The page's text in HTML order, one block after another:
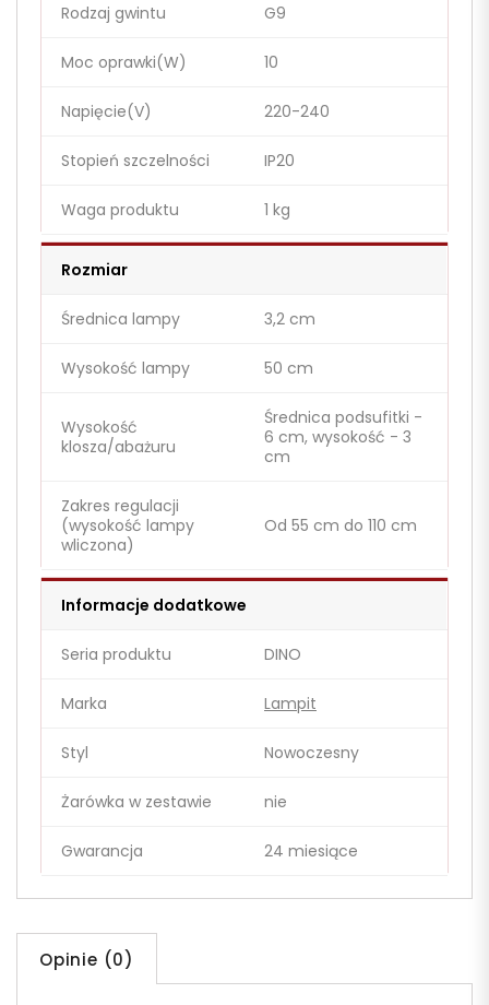
Rodzaj gwintu G9
Moc oprawki(W) 10
Napięcie(V) 220-240
Stopień szczelności IP20
Waga produktu 1 kg
Rozmiar
Średnica lampy 3,2 cm
Wysokość lampy 50 cm
Wysokość
klosza/abażuru
Średnica podsufitki -
6 cm, wysokość - 3
cm
Zakres regulacji
(wysokość lampy
wliczona)
Od 55 cm do 110 cm
Informacje dodatkowe
Seria produktu DINO
Marka Lampit
Styl Nowoczesny
Żarówka w zestawie nie
Gwarancja 24 miesiące
Opinie (0)